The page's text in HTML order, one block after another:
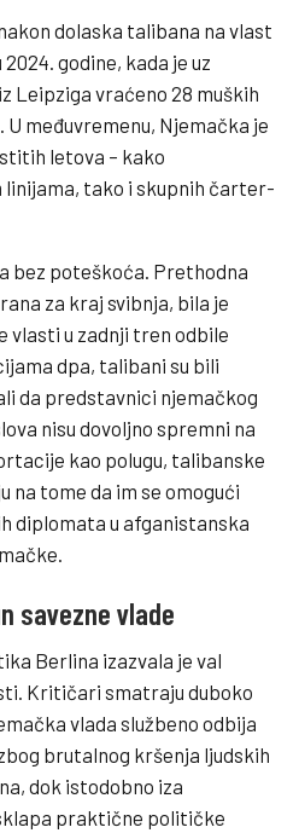
dolaska talibana na vlast
godine, kada je uz
Leipziga vraćeno 28 muških
međuvremenu, Njemačka je
letova – kako
linijama, tako i skupnih čarter-
bez poteškoća. Prethodna
za kraj svibnja, bila je
vlasti u zadnji tren odbile
dpa, talibani su bili
da predstavnici njemačkog
nisu dovoljno spremni na
kao polugu, talibanske
tome da im se omogući
diplomata u afganistanska
savezne vlade
Berlina izazvala je val
Kritičari smatraju duboko
vlada službeno odbija
brutalnog kršenja ljudskih
dok istodobno iza
praktične političke